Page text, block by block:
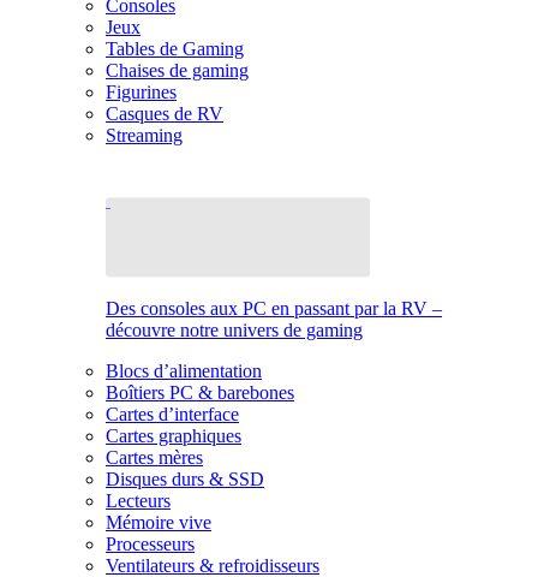
Consoles
Jeux
Tables de Gaming
Chaises de gaming
Figurines
Casques de RV
Streaming
Des consoles aux PC en passant par la RV –
découvre notre univers de gaming
Blocs d’alimentation
Boîtiers PC & barebones
Cartes d’interface
Cartes graphiques
Cartes mères
Disques durs & SSD
Lecteurs
Mémoire vive
Processeurs
Ventilateurs & refroidisseurs